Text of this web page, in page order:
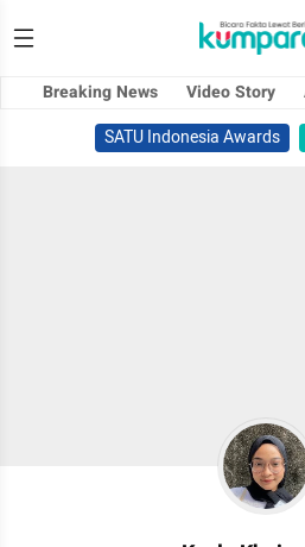
Breaking News Video Story
SATU Indonesia Awards